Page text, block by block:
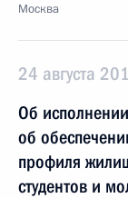
Москва
24 августа
Об
об
профиля
студентов и